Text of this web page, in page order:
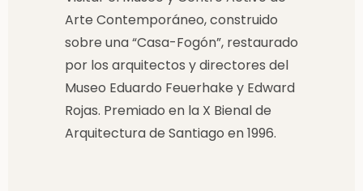
Arte Contemporáneo, construido
sobre una “Casa-Fogón”, restaurado
por los arquitectos y directores del
Museo Eduardo Feuerhake y Edward
Rojas. Premiado en la X Bienal de
Arquitectura de Santiago en 1996.